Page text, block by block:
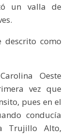
un valla de
como
Oeste
vez que
pues en el
conducía
Trujillo Alto,